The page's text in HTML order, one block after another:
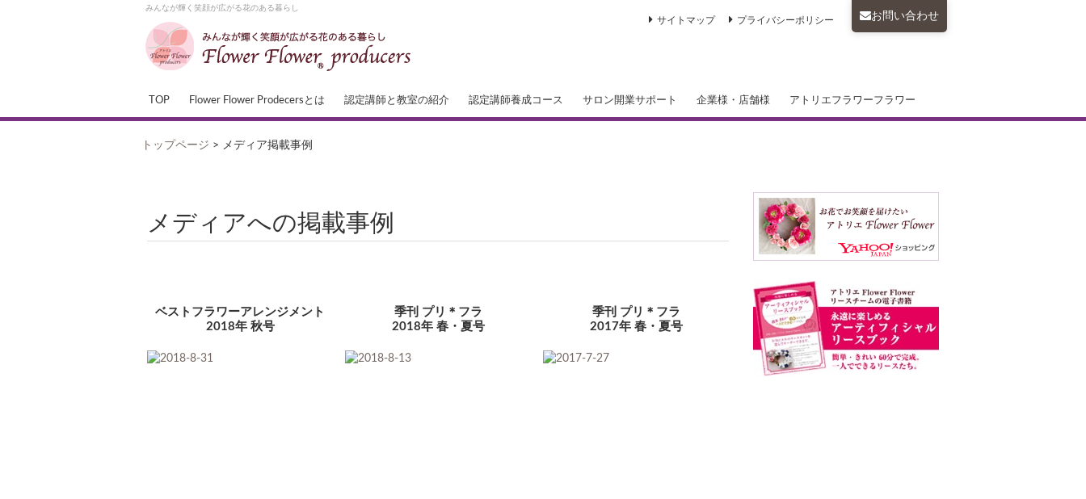
みんなが輝く笑顔が広がる花のある暮らし
お問い合わせ
サイトマップ プライバシーポリシー
TOP Flower Flower Prodecersとは 認定講師と教室の紹介 認定講師養成コース サロン開業サポート 企業様・店舗様 アトリエフラワーフラワー
トップページ > メディア掲載事例
メディアへの掲載事例
ベストフラワーアレンジメント
2018年 秋号
季刊 プリ＊フラ
2018年 春・夏号
季刊 プリ＊フラ
2017年 春・夏号